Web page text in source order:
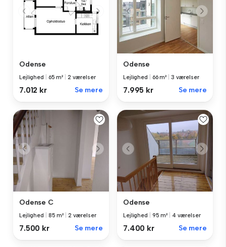
Odense
Lejlighed 65 m² 2 værelser
7.012 kr Se mere
Odense
Lejlighed 66 m² 3 værelser
7.995 kr Se mere
Odense C
Lejlighed 85 m² 2 værelser
7.500 kr Se mere
Odense
Lejlighed 95 m² 4 værelser
7.400 kr Se mere